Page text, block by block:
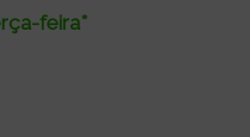
feira*